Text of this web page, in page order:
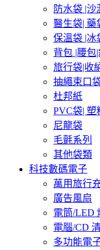
防水袋 |沙
醫生袋| 藥
保溫袋 |冰
背包 |腰包
旅行袋|收
抽繩束口
杜邦紙
PVC袋| 塑
尼龍袋
毛氈系列
其他袋類
科技數碼電子
萬用旅行
廣告風扇
電筒/LED
電腦/CD
多功能電